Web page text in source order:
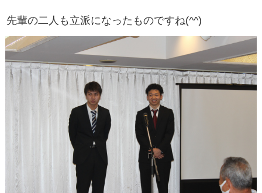
先輩の二人も立派になったものですね(^^)